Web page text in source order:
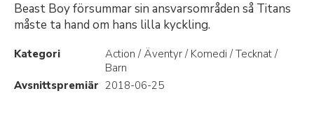
Beast Boy försummar sin ansvarsområden så Titans
måste ta hand om hans lilla kyckling.
Kategori
Action / Äventyr / Komedi / Tecknat /
Barn
Avsnittspremiär 2018-06-25